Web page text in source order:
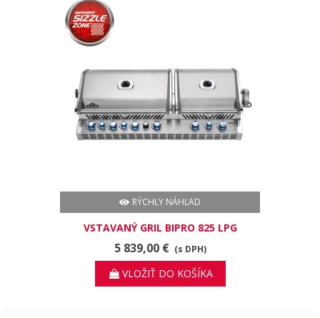
RÝCHLY NÁHĽAD
VSTAVANÝ GRIL BIPRO 825 LPG
5 839,00 € (s DPH)
VLOŽIŤ DO KOŠÍKA